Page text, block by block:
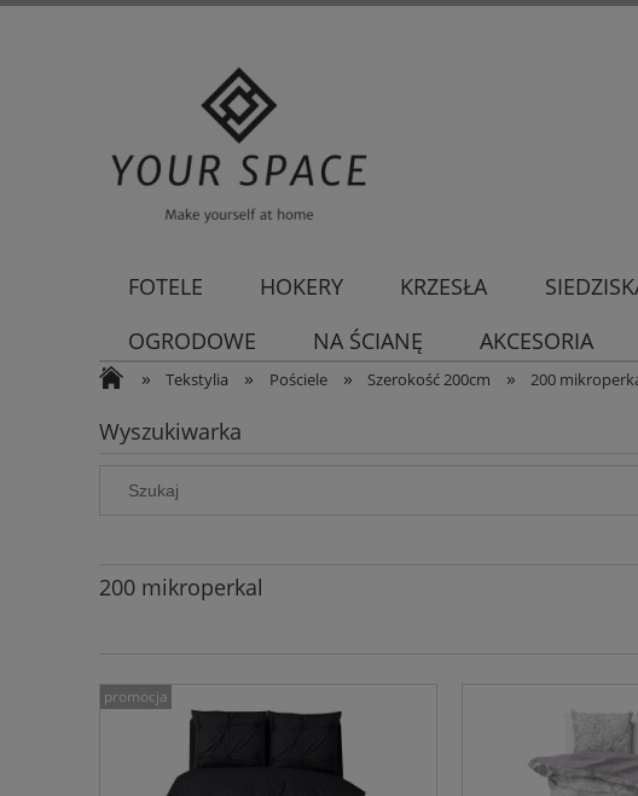
FOTELE HOKERY KRZESŁA
OGRODOWE
NA ŚCIANĘ AKCESORIA
» Tekstylia » Pościele » Szerokość 200cm » 200
Wyszukiwarka
200 mikroperkal
promocja